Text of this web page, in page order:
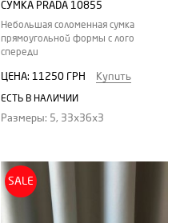
СУМКА PRADA 10855
Небольшая соломенная сумка
прямоугольной формы с лого
спереди
ЦЕНА: 11250 ГРН Купить
ЕСТЬ В НАЛИЧИИ
Размеры: 5, 33х36х3
SALE